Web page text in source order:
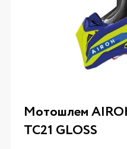
Мотошлем
TC21 GLOSS